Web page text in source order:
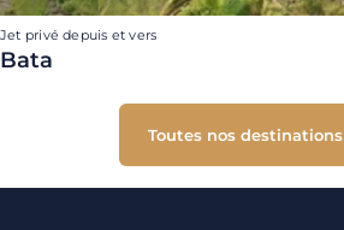
Jet privé depuis et vers
Bata
Toutes nos destinations